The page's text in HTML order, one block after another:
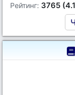
Рейтинг: 3765